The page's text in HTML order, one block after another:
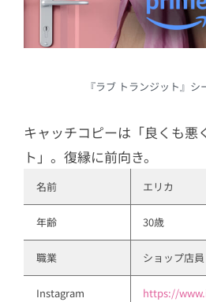
10.4
ミヅキ×スンギ×
な恋は生まれず
ケジュール
12.1【ネタバレ】女
12.2
【ネタバレ】男性
13見どころは？
14
MC陣のコメントもお
15
放送日など #ラブトラ
『ラブ トランジット』シ
キャッチコピーは「良くも悪
ト」。復縁に前向き。
名前 エリカ
年齢 30歳
職業 ショップ店員
Instagram https://